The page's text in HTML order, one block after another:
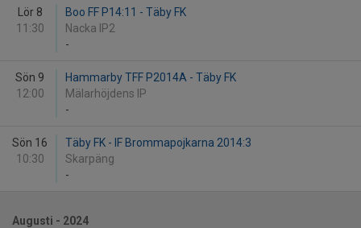
Lör 8
11:30
Boo FF P14:11 - Täby FK
Nacka IP2
-
Sön 9
12:00
Hammarby TFF P2014A - Täby FK
Mälarhöjdens IP
-
Sön 16
10:30
Täby FK - IF Brommapojkarna 2014:3
Skarpäng
-
Augusti - 2024